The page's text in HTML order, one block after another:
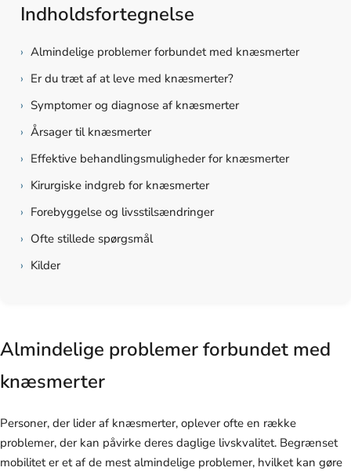
Indholdsfortegnelse
› Almindelige problemer forbundet med knæsmerter
› Er du træt af at leve med knæsmerter?
› Symptomer og diagnose af knæsmerter
› Årsager til knæsmerter
› Effektive behandlingsmuligheder for knæsmerter
› Kirurgiske indgreb for knæsmerter
› Forebyggelse og livsstilsændringer
› Ofte stillede spørgsmål
› Kilder
Almindelige problemer forbundet med
knæsmerter
Personer, der lider af knæsmerter, oplever ofte en række
problemer, der kan påvirke deres daglige livskvalitet. Begrænset
mobilitet er et af de mest almindelige problemer, hvilket kan gøre